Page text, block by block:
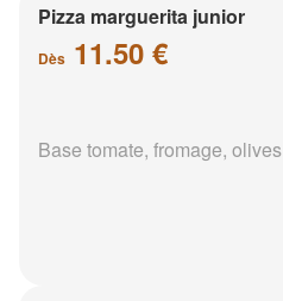
Pizza marguerita junior
Dès 11.50 €
Base tomate, fromage, olives